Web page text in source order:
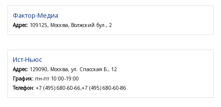
Фактор-Медиа
Адрес: 109125, Москва, Волжский бул., 2
Ист-Ньюс
Адрес: 129090, Москва, ул. Спасская Б., 12
График: пн-пт 10:00-19:00
Телефон: +7 (495) 680-60-66,+7 (495) 680-60-86